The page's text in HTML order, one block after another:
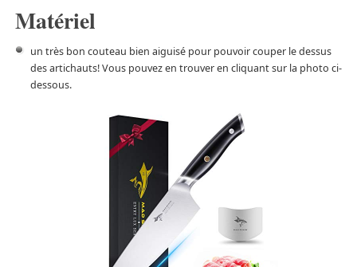
Matériel
un très bon couteau bien aiguisé pour pouvoir couper le dessus
des artichauts! Vous pouvez en trouver en cliquant sur la photo ci-
dessous.